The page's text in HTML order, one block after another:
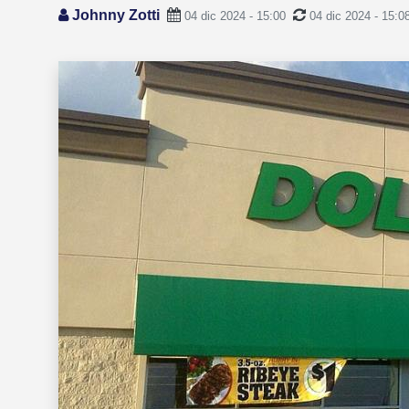
Johnny Zotti 04 dic 2024 - 15:00 04 dic 2024 -